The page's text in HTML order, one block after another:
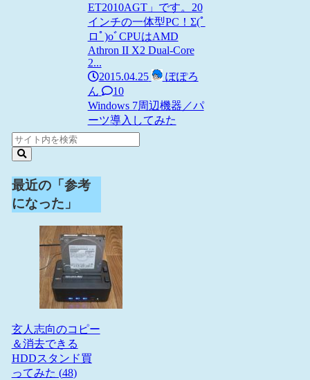
ET2010AGT」です。20
インチの一体型PC！Σ(ﾟ
ロﾟ)oﾞCPUはAMD
Athron II X2 Dual-Core
2...
2015.04.25
ぽぽろ
ん
10
Windows 7周辺機器／パ
ーツ導入してみた
最近の「参考
になった」
玄人志向のコピー
＆消去できる
HDDスタンド買
ってみた (48)